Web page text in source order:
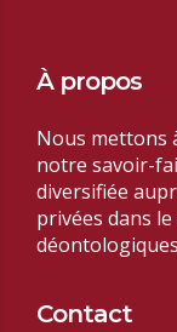
À propos
Nous mettons
notre savoir-
diversifiée
privées dans
Contact